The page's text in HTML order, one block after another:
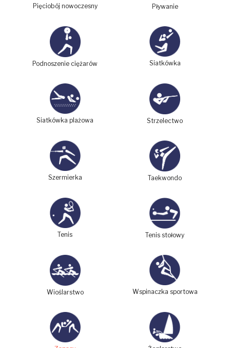
Pięciobój nowoczesny Pływanie
Podnoszenie ciężarów Siatkówka
Siatkówka plażowa Strzelectwo
Szermierka Taekwondo
Tenis Tenis stołowy
Wioślarstwo Wspinaczka sportowa